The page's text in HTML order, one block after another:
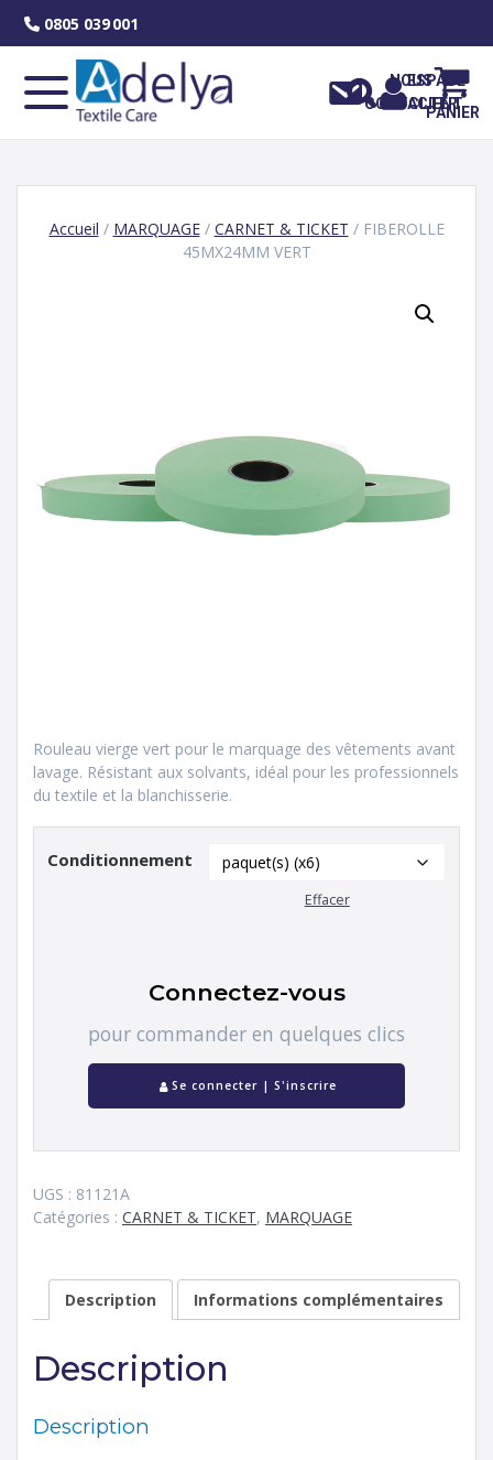
0805 039 001
NOUS
CONTACTER
ESPACE
CLIENT
PANIER
Accueil / MARQUAGE/ CARNET & TICKET / FIBEROLLE
45MX24MM VERT
Rouleau vierge vert pour le marquage des vêtements avant
lavage. Résistant aux solvants, idéal pour les professionnels
du textile et la blanchisserie.
Conditionnement
Effacer
Connectez-vous
pour commander en quelques clics
Se connecter | S'inscrire
UGS : 81121A
Catégories : CARNET & TICKET, MARQUAGE
Description Informations complémentaires
Description
Description